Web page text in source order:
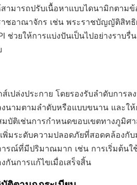
ามารถปรับเนื้อหาแบบไดนามิกตาม
ชอาณาจักร เช่น พระราชบัญญัติสิท
ช่วยให้การแบ่งปันเป็นไปอย่างราบ
เปล่งประกาย โดยรองรับลำดับกา
ามตามลำดับหรือแบบขนาน และให้
ติเช่นการกำหนดขอบเขตทางภูมิศ
มระดับความปลอดภัยที่สอดคล้องกั
รณ์ที่มีปริมาณมาก เช่น การเริ่มต้น
กันการแก้ไขเมื่อเสร็จสิ้น